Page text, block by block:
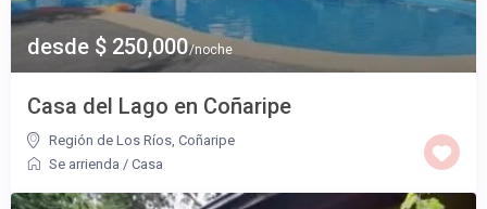
desde $ 250,000/noche
Casa del Lago en Coñaripe
Región de Los Ríos ,Coñaripe
Se arrienda /Casa